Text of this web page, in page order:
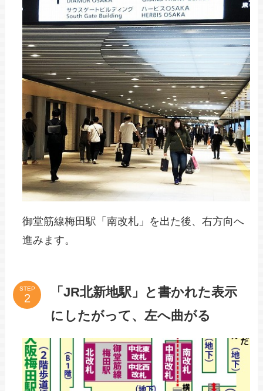
御堂筋線梅田駅「南改札」を出た後、右方向へ
進みます。
STEP
「JR北新地駅」と書かれた表示
にしたがって、左へ曲がる